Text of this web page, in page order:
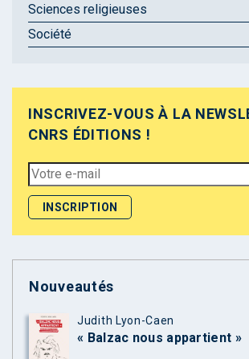
Sciences religieuses
Société
INSCRIVEZ-VOUS À LA
CNRS ÉDITIONS !
Nouveautés
Judith Lyon-Caen
« Balzac nous appartient »